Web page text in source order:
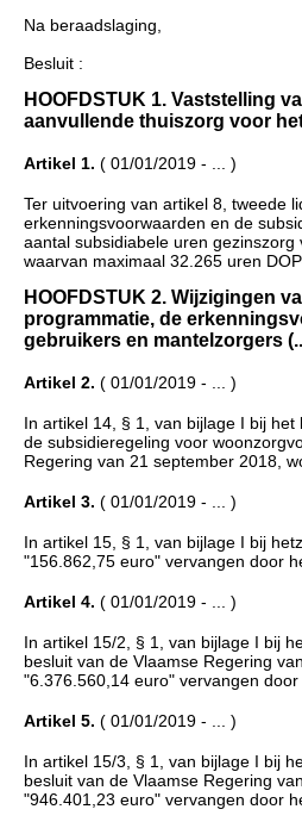
Na beraadslaging,
Besluit :
HOOFDSTUK 1. Vaststelling
aanvullende thuiszorg voor het
Artikel 1. ( 01/01/2019 - ... )
Ter uitvoering van artikel 8, tweede
erkenningsvoorwaarden en de
aantal subsidiabele uren
waarvan maximaal 32.265 uren
HOOFDSTUK 2. Wijzigingen
programmatie, de
gebruikers en mantelzorgers
Artikel 2. ( 01/01/2019 - ... )
In artikel 14, § 1, van bijlage I bij
de subsidieregeling voor
Regering van 21 september 2018,
Artikel 3. ( 01/01/2019 - ... )
In artikel 15, § 1, van bijlage I bij
"156.862,75 euro" vervangen door
Artikel 4. ( 01/01/2019 - ... )
In artikel 15/2, § 1, van bijlage I bij
besluit van de Vlaamse Regering
"6.376.560,14 euro" vervangen
Artikel 5. ( 01/01/2019 - ... )
In artikel 15/3, § 1, van bijlage I bij
besluit van de Vlaamse Regering
"946.401,23 euro" vervangen door